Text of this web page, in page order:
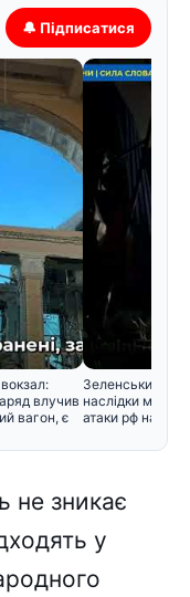
🔔 Підписатися
влучив
вагон, є
Зеленський
наслідки
атаки рф на
не зникає
у